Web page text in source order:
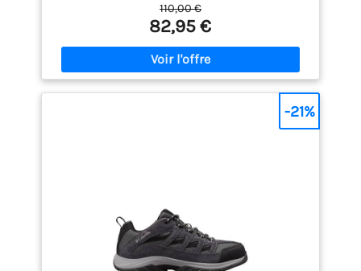
résistent aux terrains les plus accidentés.
Adhérence active: Avec son profil de crampons
agressifs, le Contagrip garantit une adhérence
performante sur tous les types de surface et de
terrain. Protégez vos pieds quelles que soient la
distance ou l’allure
110,00 €
82,95 €
-21%